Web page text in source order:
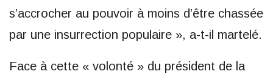
s’accrocher au pouvoir à moins d’être chassée
par une insurrection populaire », a-t-il martelé.
Face à cette « volonté » du président de la